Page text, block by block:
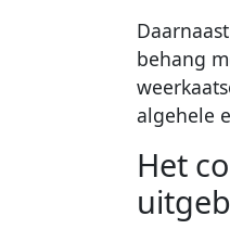
behang
algehele
Het